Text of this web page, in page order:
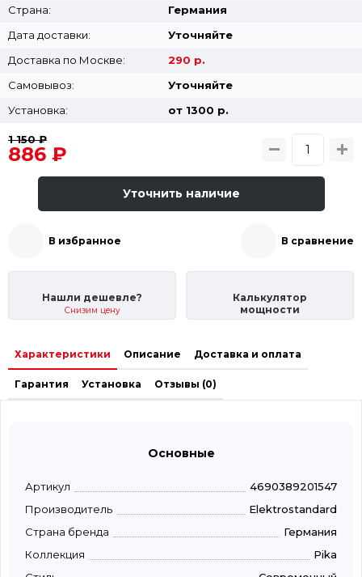
Страна:
Германия
Дата доставки:
Уточняйте
Доставка по Москве:
290 р.
Самовывоз:
Уточняйте
Установка:
от 1300 p.
1 150 ₽
886 ₽
Уточнить наличие
В избранное В сравнение
Нашли дешевле?
Снизим цену
Калькулятор
мощности
Характеристики Описание Доставка и оплата
Гарантия Установка Отзывы (0)
Основные
Артикул
4690389201547
Производитель
Elektrostandard
Страна бренда
Германия
Коллекция
Pika